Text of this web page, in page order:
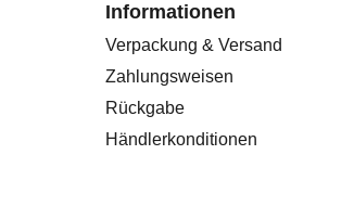
Informationen
Verpackung & Versand
Zahlungsweisen
Rückgabe
Händlerkonditionen